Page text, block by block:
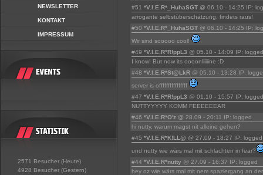
NEWSLETTER
KONTAKT
IMPRESSUM
2571 Besucher (Heute)
4928 Besucher (Gestern)
#51 *V.I.E.R*_HuhaSGT @ 06.10 - 14:25 IP:
arrogante selbstüberschätzung, findets raus!
#50 *V.I.E.R*_HuhaSGT @ 06.10 - 14:25 IP:
Wir sind sooooo cool!
#49 *V.I.E.R*R!ppL3 @ 05.10 - 14:09 IP: logged
I know! But now its oooonliiiiine :D
#48 *V.I.E.R*St@LkR @ 05.10 - 13:28 IP:
server is offffffffffffffff
#47 *V.I.E.R*R!ppL3 @ 01.10 - 15:57 IP: logged
NUTTYYYYY KOMM FEEEEEEAR
#46 *V.I.E.R*O'z @ 28.09 - 20:11 IP: logged
hi nutty, warum magst nit alleine gehen?
#45 *V.I.E.R*K!LL@ @ 27.09 - 18:27 IP: logged
und nutty wie wärs mal mit schlachten in fear?
#44 *V.I.E.R*nutty @ 27.09 - 16:37 IP: logged
hey oz wie wärs mal mit nem spaziergang an